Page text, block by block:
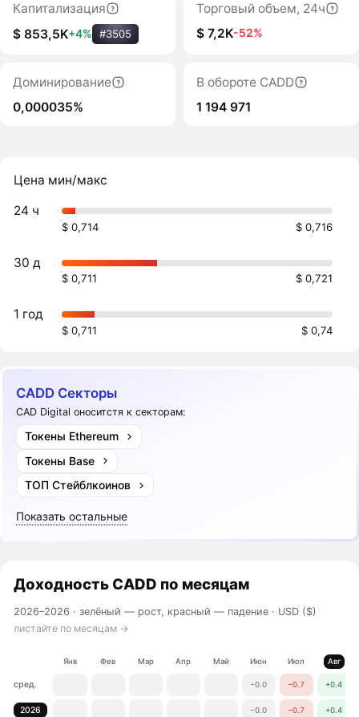
Капитализация
$ 853,5K+4% #3505
Торговый объем, 24ч
$ 7,2K-52%
Доминирование
0,000035%
В обороте CADD
1 194 971
Цена мин/макс
24 ч
$ 0,714 $ 0,716
30 д
$ 0,711 $ 0,721
1 год
$ 0,711 $ 0,74
CADD Секторы
CAD Digital оноситстя к секторам:
Токены Ethereum
Токены Base
ТОП Стейблкоинов
Показать остальные
Доходность CADD по месяцам
2026–2026 ·зелёный — рост, красный — падение · USD ($)
листайте по месяцам →
Янв Фев Мар Апр Май Июн Июл Авг
сред. −0.0 −0.7 +0.4
2026 −0.0 −0.7 +0.4